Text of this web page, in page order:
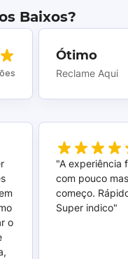
Baixos?
Ótimo
Reclame Aqui
o
"A experiência
com pouco
começo.
Super indico"